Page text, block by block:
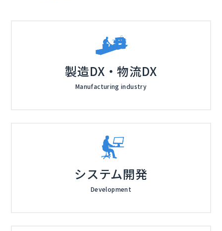
製造DX・物流DX
Manufacturing industry
システム開発
Development